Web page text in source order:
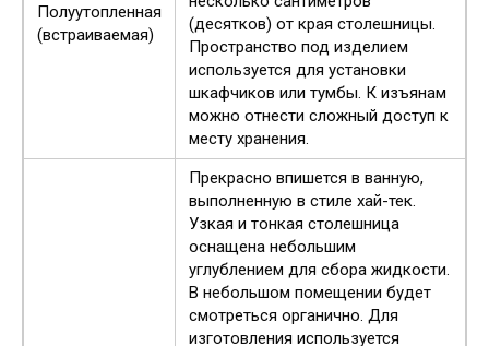
Полуутопленная
(встраиваемая)
(десятков) от края столешницы.
Пространство под изделием
используется для установки
шкафчиков или тумбы. К изъянам
можно отнести сложный доступ к
месту хранения.
Прекрасно впишется в ванную,
выполненную в стиле хай-тек.
Узкая и тонкая столешница
оснащена небольшим
углублением для сбора жидкости.
В небольшом помещении будет
смотреться органично. Для
изготовления используется